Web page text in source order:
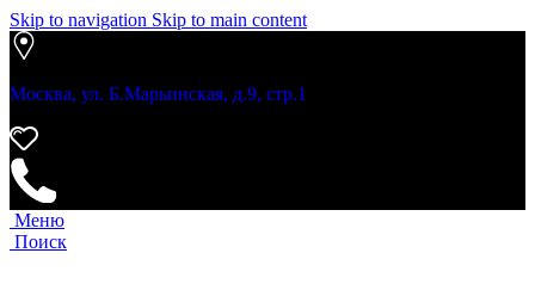
Skip to navigation Skip to main content
Москва, ул. Б.Марьинская, д.9, стр.1
Меню
Поиск